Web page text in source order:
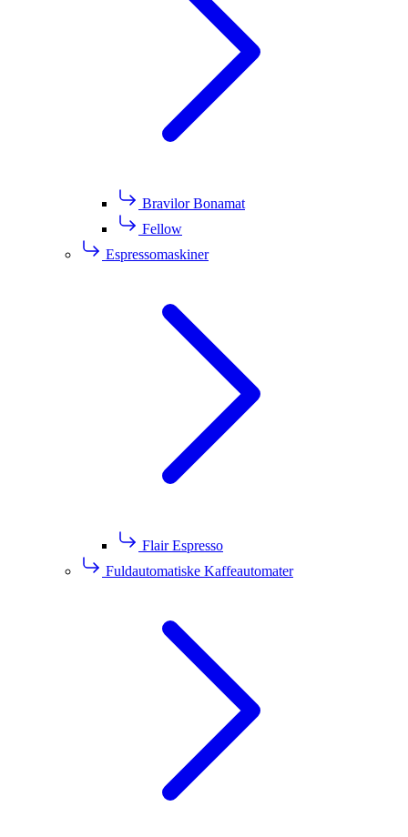
Bravilor Bonamat
Fellow
Espressomaskiner
Flair Espresso
Fuldautomatiske Kaffeautomater